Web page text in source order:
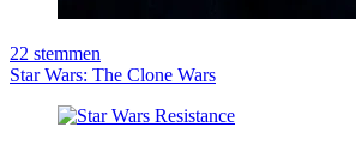
22 stemmen
Star Wars: The Clone Wars